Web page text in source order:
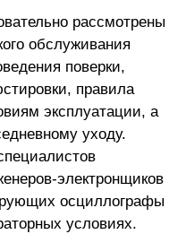
рассмотрены
обслуживания
поверки,
правила
эксплуатации, а
уходу.
электронщиков
осциллографы
условиях.